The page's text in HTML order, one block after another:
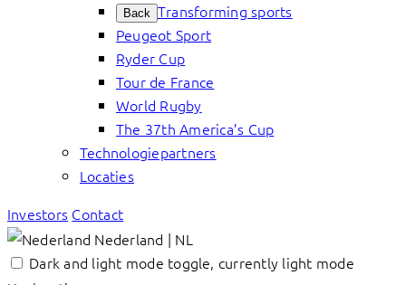
Back Transforming sports
Peugeot Sport
Ryder Cup
Tour de France
World Rugby
The 37th America’s Cup
Technologiepartners
Locaties
Investors Contact
Nederland | NL
Dark and light mode toggle, currently light mode